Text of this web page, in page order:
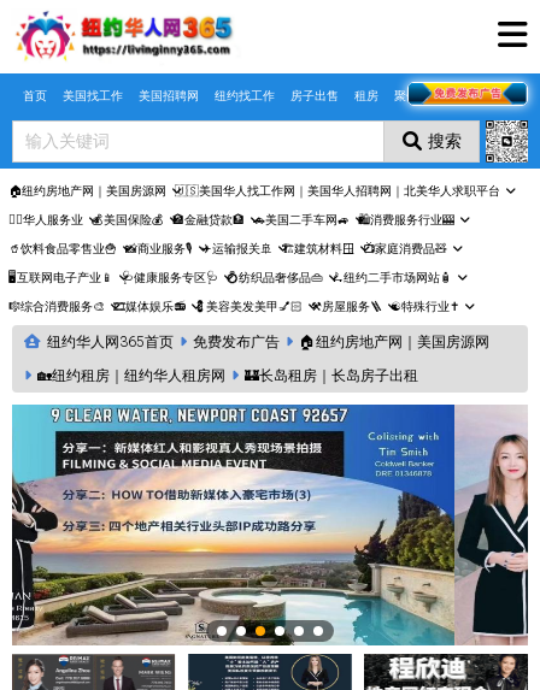
Skip to main content
首页 美国找工作 美国招聘网 纽约找工作 房子出售 租房 聚合页
搜索
🏠纽约房地产网｜美国房源网 🇺🇸美国华人找工作网｜美国华人招聘网｜北美华人求职平台
🤵‍♀️华人服务业 💰美国保险💰 🏦金融贷款🏦 🚗美国二手车网🚙 🛍️消费服务行业🎰
🥤饮料食品零售业🍟 📸商业服务🎙️ ✈️运输报关🚢 🏗️建筑材料🪟 📺家庭消费品🧸
🖥️互联网电子产业📱 🩺健康服务专区🩺 💍纺织品奢侈品👜 🛴纽约二手市场网站🧴
🎼综合消费服务🎨 🎞️媒体娱乐📻 💈美容美发美甲💅🏻 ⚒️房屋服务🪜 ☯️特殊行业✝️
纽约华人网365首页 免费发布广告
🏠纽约房地产网｜美国房源网
🏡纽约租房｜纽约华人租房网
🏰长岛租房｜长岛房子出租